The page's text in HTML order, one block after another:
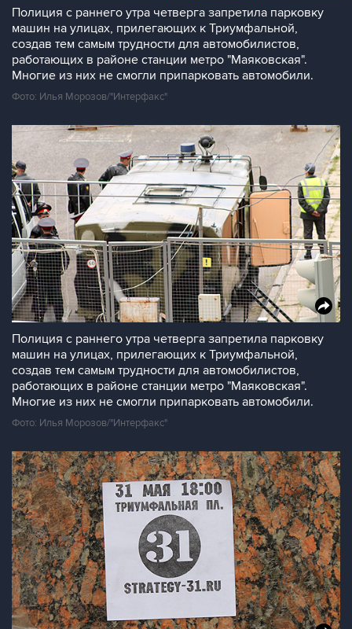
Полиция с раннего утра четверга запретила парковку
машин на улицах, прилегающих к Триумфальной,
создав тем самым трудности для автомобилистов,
работающих в районе станции метро "Маяковская".
Многие из них не смогли припарковать автомобили.
Фото: Илья Морозов/"Интерфакс"
Полиция с раннего утра четверга запретила парковку
машин на улицах, прилегающих к Триумфальной,
создав тем самым трудности для автомобилистов,
работающих в районе станции метро "Маяковская".
Многие из них не смогли припарковать автомобили.
Фото: Илья Морозов/"Интерфакс"